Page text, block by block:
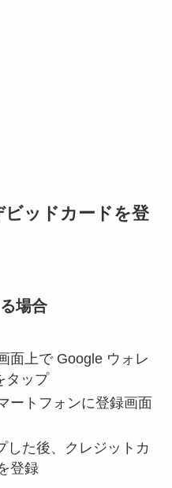
ッドカードを登
場合
面上で Google ウォレ
タップ
ートフォンに登録画面
した後、クレジットカ
登録